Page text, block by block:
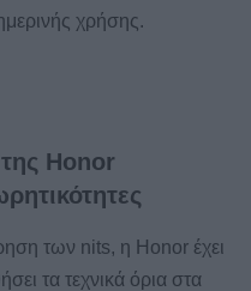
χρήσης.
Honor
των nits, η Honor έχει
τα τεχνικά όρια στα